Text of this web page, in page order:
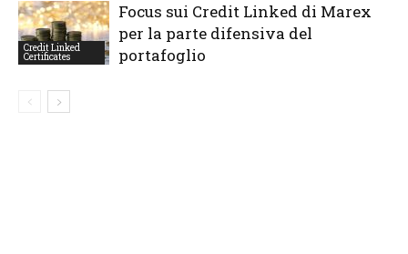
Credit Linked
Certificates
Focus sui Credit Linked di Marex
per la parte difensiva del
portafoglio